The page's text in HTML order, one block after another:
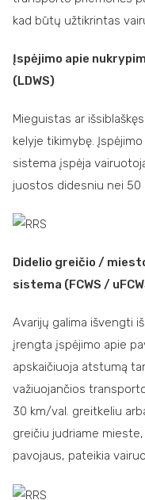
kad būtų užtikrintas
Įspėjimo apie
(LDWS)
Mieguistas ar
kelyje tikimybę.
sistema įspėja
juostos didesniu nei 50
Didelio greičio /
sistema (FCWS /
Avarijų galima išvengti
įrengta įspėjimo apie
apskaičiuoja atstumą
važiuojančios
30 km/val. greitkeliu
greičiu judriame
pavojaus, pateikia